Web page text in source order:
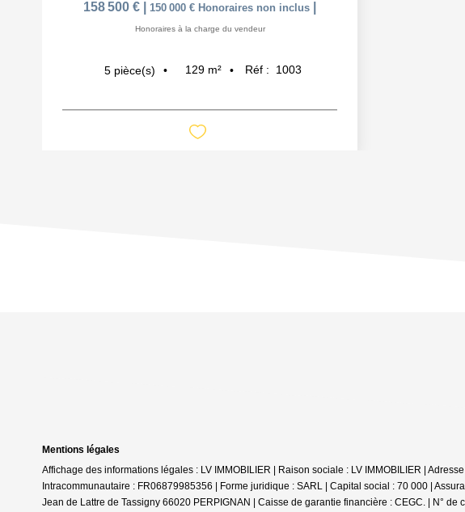
158 500 € 150 000 € Honoraires non inclus
Honoraires à la charge du vendeur
5 pièce(s) 129 m² Réf : 1003
Mentions légales
Affichage des informations légales : LV IMMOBILIER | Raison sociale : LV IMMOBILIER |
Intracommunautaire : FR06879985356 | Forme juridique : SARL | Capital social : 70 000 |
Jean de Lattre de Tassigny 66020 PERPIGNAN | Caisse de garantie financière : CEGC. | N°